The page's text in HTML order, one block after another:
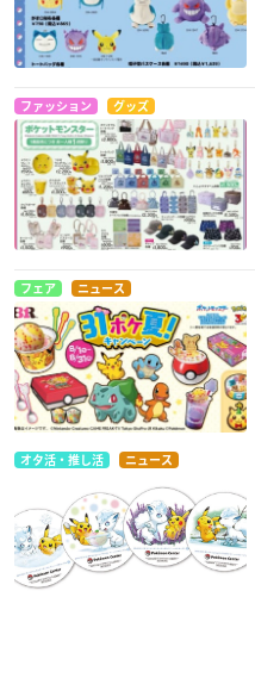
ファッション グッズ
フェア ニュース
オタ活・推し活 ニュース